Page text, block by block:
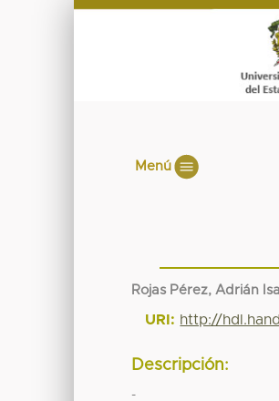
Menú
Rojas Pérez, Adrián
URI: http://
Descripción:
-